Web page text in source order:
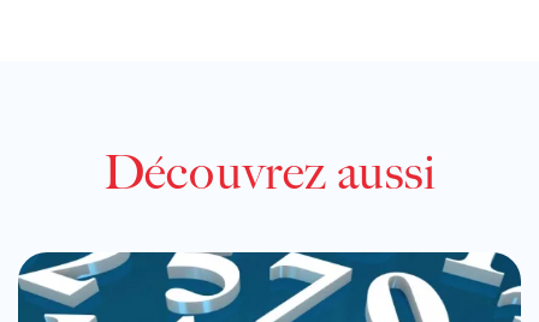
Découvrez aussi